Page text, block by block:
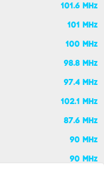
101.6 MHz
101 MHz
100 MHz
98.8 MHz
97.4 MHz
102.1 MHz
87.6 MHz
90 MHz
90 MHz